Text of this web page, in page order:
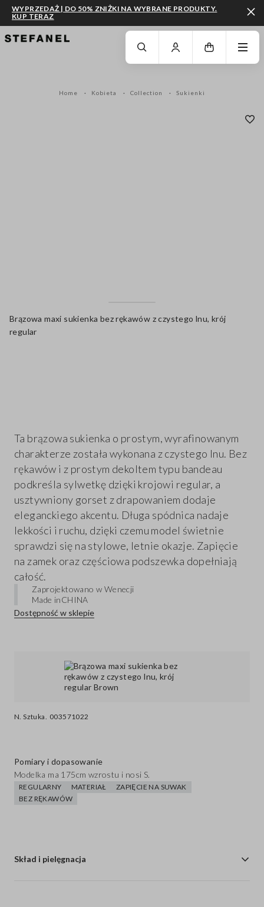
PRZEJDŹ DO GŁÓWNEJ TREŚCI PRZEWIŃ NA DÓŁ STRONY
WYPRZEDAŻ | DO 50% ZNIŻKI NA WYBRANE PRODUKTY.
KUP TERAZ
Home Kobieta Collection Sukienki
Brązowa maxi sukienka bez rękawów z czystego lnu, krój
regular
N. Sztuka. 003571022
Ta brązowa sukienka o prostym, wyrafinowanym
charakterze została wykonana z czystego lnu. Bez
rękawów i z prostym dekoltem typu bandeau
podkreśla sylwetkę dzięki krojowi regular, a
usztywniony gorset z drapowaniem dodaje
eleganckiego akcentu. Długa spódnica nadaje
lekkości i ruchu, dzięki czemu model świetnie
sprawdzi się na stylowe, letnie okazje. Zapięcie
na zamek oraz częściowa podszewka dopełniają
całość.
Zaprojektowano w Wenecji
Made inCHINA
Dostępność w sklepie
Pomiary i dopasowanie
Modelka ma 175cm wzrostu i nosi S.
REGULARNY MATERIAŁ
ZAPIĘCIE NA SUWAK
BEZ RĘKAWÓW
Skład i pielęgnacja